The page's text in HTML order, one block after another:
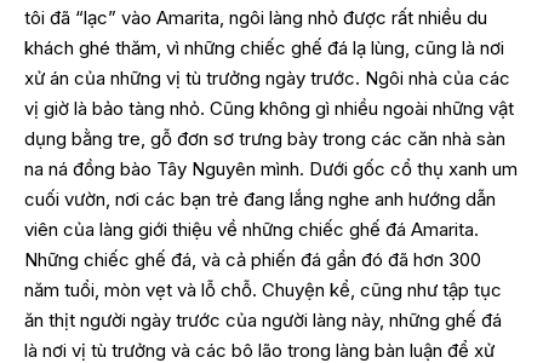
tôi đã “lạc” vào Amarita, ngôi làng nhỏ được rất nhiều du
khách ghé thăm, vì những chiếc ghế đá lạ lùng, cũng là nơi
xử án của những vị tù trưởng ngày trước. Ngôi nhà của các
vị giờ là bảo tàng nhỏ. Cũng không gì nhiều ngoài những vật
dụng bằng tre, gỗ đơn sơ trưng bày trong các căn nhà sàn
na ná đồng bào Tây Nguyên mình. Dưới gốc cổ thụ xanh um
cuối vườn, nơi các bạn trẻ đang lắng nghe anh hướng dẫn
viên của làng giới thiệu về những chiếc ghế đá Amarita.
Những chiếc ghế đá, và cả phiến đá gần đó đã hơn 300
năm tuổi, mòn vẹt và lỗ chỗ. Chuyện kể, cũng như tập tục
ăn thịt người ngày trước của người làng này, những ghế đá
là nơi vị tù trưởng và các bô lão trong làng bàn luận để xử